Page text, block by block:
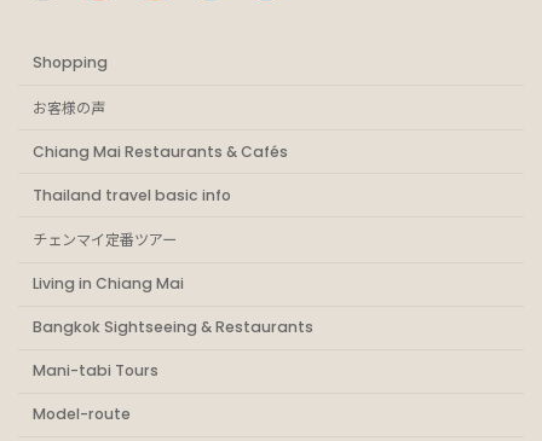
Shopping
お客様の声
Chiang Mai Restaurants & Cafés
Thailand travel basic info
チェンマイ定番ツアー
Living in Chiang Mai
Bangkok Sightseeing & Restaurants
Mani-tabi Tours
Model-route